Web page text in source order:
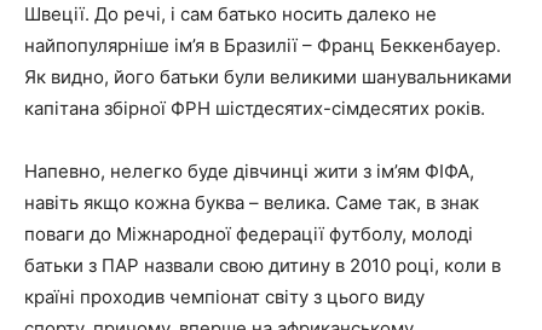
Швеції. До речі, і сам батько носить далеко не
найпопулярніше ім’я в Бразилії – Франц Беккенбауер.
Як видно, його батьки були великими шанувальниками
капітана збірної ФРН шістдесятих-сімдесятих років.
Напевно, нелегко буде дівчинці жити з ім’ям ФІФА,
навіть якщо кожна буква – велика. Саме так, в знак
поваги до Міжнародної федерації футболу, молоді
батьки з ПАР назвали свою дитину в 2010 році, коли в
країні проходив чемпіонат світу з цього виду